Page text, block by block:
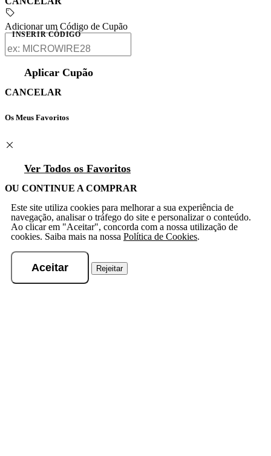
Adicionar um Código de Cupão
INSERIR CÓDIGO
Aplicar Cupão
CANCELAR
Os Meus Favoritos
Ver Todos os Favoritos
OU CONTINUE A COMPRAR
Este site utiliza cookies para melhorar a sua experiência de
navegação, analisar o tráfego do site e personalizar o conteúdo.
Ao clicar em "Aceitar", concorda com a nossa utilização de
cookies. Saiba mais na nossa Política de Cookies.
Aceitar Rejeitar